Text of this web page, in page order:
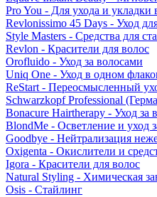
Pro You - Для ухода и укладки
Revlonissimo 45 Days - Уход
Style Masters - Средства для
Revlon - Красители для волос
Orofluido - Уход за волосами
Uniq One - Уход в одном
ReStart - Переосмысленный
Schwarzkopf Professional
Bonacure Hairtherapy - Уход за
BlondMe - Осветление и уход
Goodbye - Нейтрализация
Oxigenta - Окислители и
Igora - Красители для волос
Natural Styling - Химическая
Osis - Стайлинг